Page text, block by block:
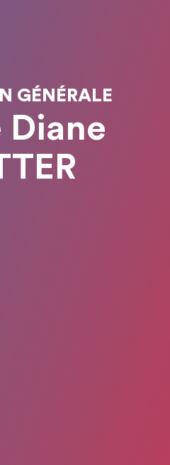
GÉNÉRALE
Diane